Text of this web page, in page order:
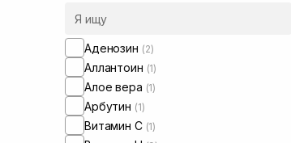
микробиомом
(+1)
Против отеков
От синяков под глазами
Аденозин (2)
Аллантоин (1)
Алое вера (1)
Арбутин (1)
Витамин C (1)